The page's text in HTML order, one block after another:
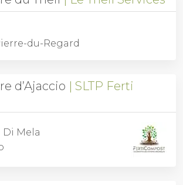
du-Regard
d’Ajaccio
SLTP Ferti
Di Mela